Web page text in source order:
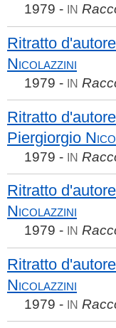
1979 - IN
Ritratto
Nicolazzini
1979 - IN
Ritratto
Piergiorgio
1979 - IN
Ritratto
Nicolazzini
1979 - IN
Ritratto
Nicolazzini
1979 - IN